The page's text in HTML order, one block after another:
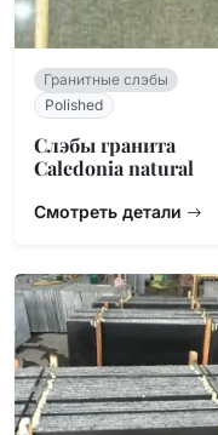
Гранитные слэбы
Polished
Слэбы гранита
Caledonia natural
Смотреть детали